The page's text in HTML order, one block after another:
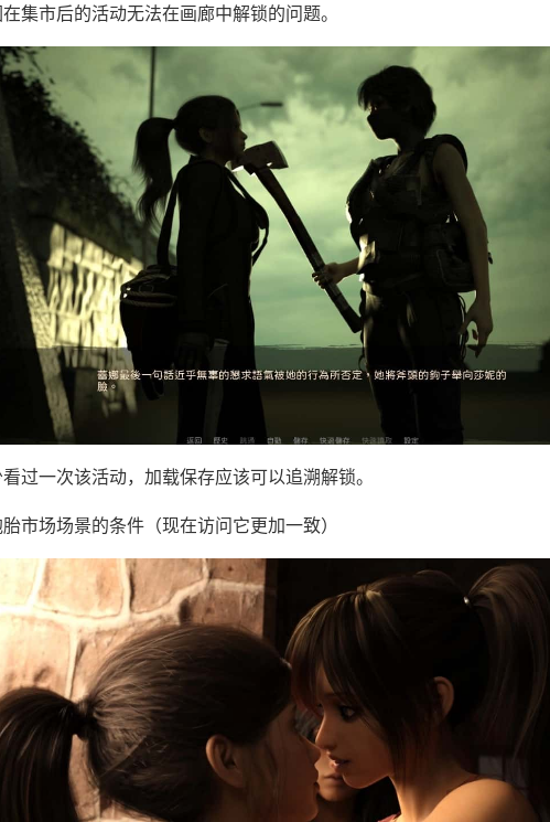
集市后的活动无法在画廊中解锁的问题。
过一次该活动，加载保存应该可以追溯解锁。
市场场景的条件（现在访问它更加一致）